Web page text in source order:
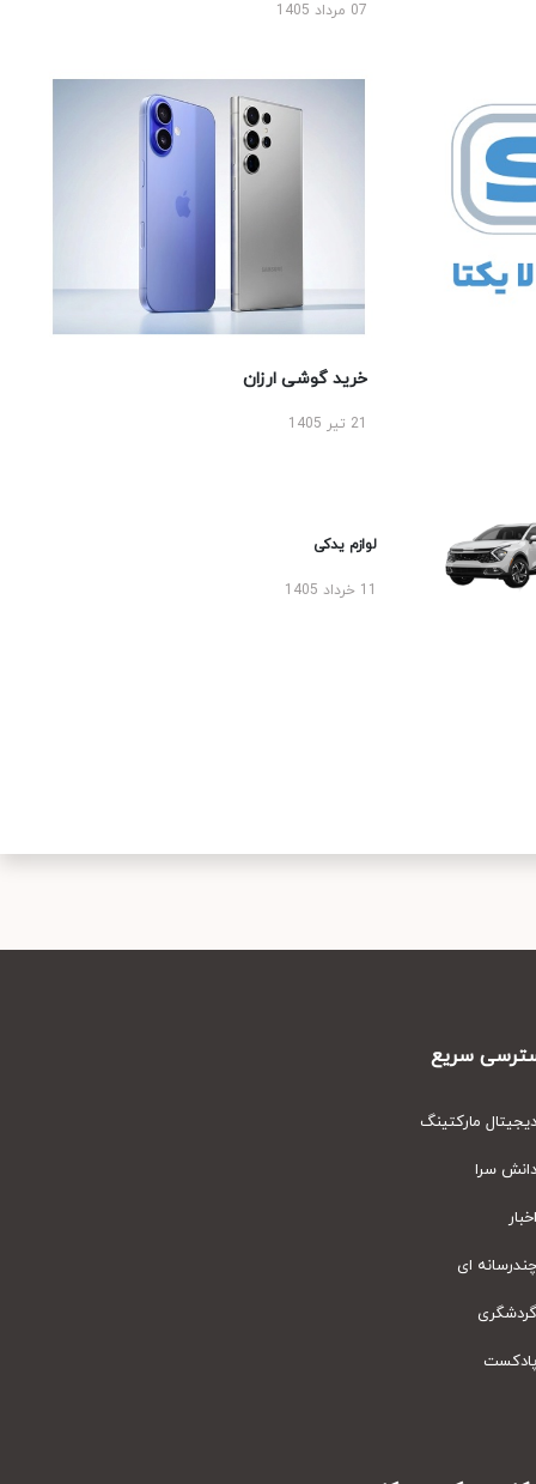
07 مرداد 1405
خرید گوشی ارزان
لوازم یدکی
سریع
مارکتینگ
سرا
ای